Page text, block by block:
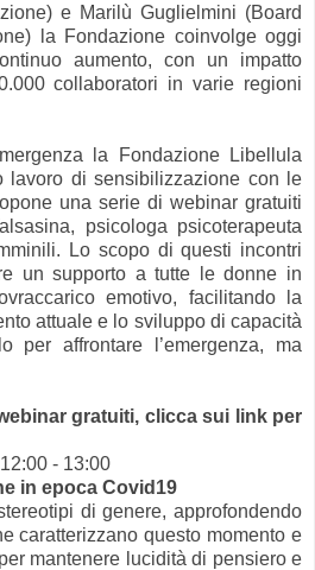
e Marilù Guglielmini (Board
la Fondazione coinvolge oggi
aumento, con un impatto
collaboratori in varie regioni
la Fondazione Libellula
lavoro di sensibilizzazione con le
una serie di webinar gratuiti
psicologa psicoterapeuta
Lo scopo di questi incontri
un supporto a tutte le donne in
emotivo, facilitando la
attuale e lo sviluppo di capacità
per affrontare l’emergenza, ma
gratuiti, clicca sui link per
- 13:00
in epoca Covid19
di genere, approfondendo
caratterizzano questo momento e
mantenere lucidità di pensiero e